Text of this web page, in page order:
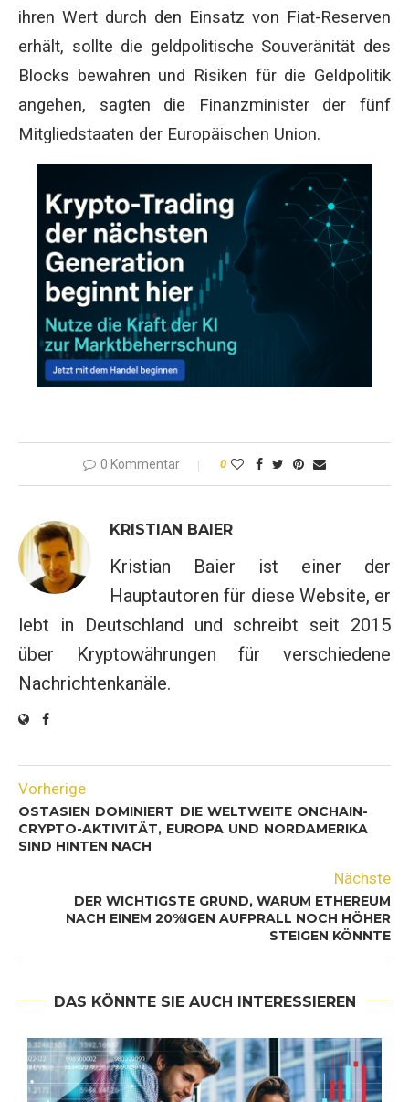
ihren Wert durch den Einsatz von Fiat-Reserven
erhält, sollte die geldpolitische Souveränität des
Blocks bewahren und Risiken für die Geldpolitik
angehen, sagten die Finanzminister der fünf
Mitgliedstaaten der Europäischen Union.
0 Kommentar 0
KRISTIAN BAIER
Kristian Baier ist einer der
Hauptautoren für diese Website, er
lebt in Deutschland und schreibt seit 2015
über Kryptowährungen für verschiedene
Nachrichtenkanäle.
Vorherige
OSTASIEN DOMINIERT DIE WELTWEITE ONCHAIN-
CRYPTO-AKTIVITÄT, EUROPA UND NORDAMERIKA
SIND HINTEN NACH
Nächste
DER WICHTIGSTE GRUND, WARUM ETHEREUM
NACH EINEM 20%IGEN AUFPRALL NOCH HÖHER
STEIGEN KÖNNTE
DAS KÖNNTE SIE AUCH INTERESSIEREN